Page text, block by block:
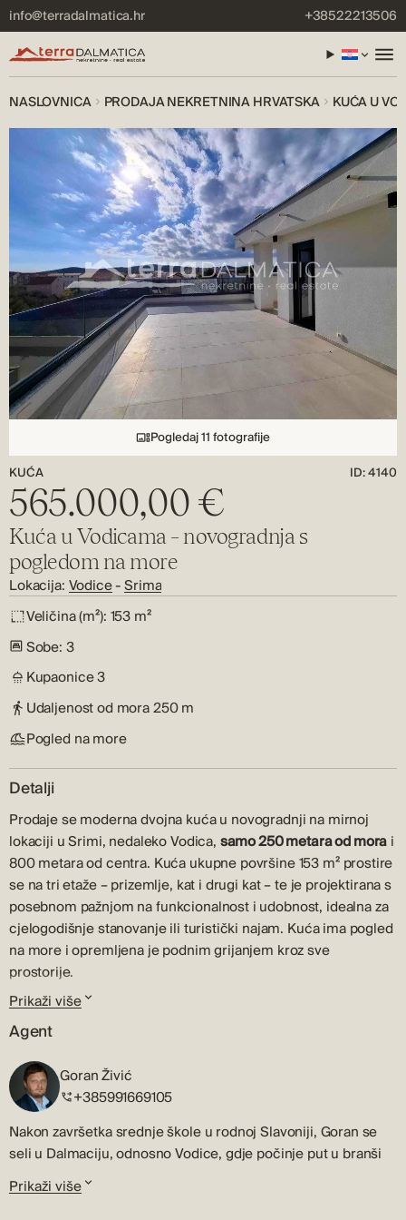
info@terradalmatica.hr +38522213506
NASLOVNICA PRODAJA NEKRETNINA HRVATSKA KUĆA U
Pogledaj 11 fotografije
KUĆA
ID: 4140
565.000,00 €
Kuća u Vodicama – novogradnja s
pogledom na more
Lokacija: Vodice-Srima
Veličina (m²): 153 m²
Sobe: 3
Kupaonice3
Udaljenost od mora250 m
Pogled na more
Detalji
Prodaje se moderna dvojna kuća u novogradnji na mirnoj
lokaciji u Srimi, nedaleko Vodica, samo 250 metara od mora i
800 metara od centra. Kuća ukupne površine 153 m² prostire
se na tri etaže – prizemlje, kat i drugi kat – te je projektirana s
posebnom pažnjom na funkcionalnost i udobnost, idealna za
cjelogodišnje stanovanje ili turistički najam. Kuća ima pogled
na more i opremljena je podnim grijanjem kroz sve
prostorije.
U prizemlju (60 m²) se nalaze ulazni prostor, predsoblje,
kupaonica, tehnička soba, ostava te prostrani dnevni boravak
povezan s kuhinjom i blagovaonicom. Iz dnevnog dijela izlazi
se na dvorište s bazenom, sunčalištem i uređenim vrtom. Na
prvom katu (62 m²) smještene su dvije spavaće sobe,
zajednička kupaonica te master spavaća soba s vlastitom
kupaonicom i terasom. Drugi kat (30 m²) sastoji se od
hodnika, strojarnice, kuhinje i prostrane terase od 48 m²,
dijelom natkrivene, s predviđenim instalacijama za jacuzzi i
prekrasnim pogledom na more.
Prikaži više
Agent
Goran Živić
+385991669105
Nakon završetka srednje škole u rodnoj Slavoniji, Goran se
seli u Dalmaciju, odnosno Vodice, gdje počinje put u branši
prodaje i posredovanja pri kupnji i prodaji nekretnina , koji
traje više od 20 godina.
Prikaži više